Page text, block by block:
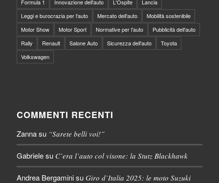
Formula 1
Innovazione dell'auto L'Ospite
Lancia
Leggi e burocrazia per l'auto
Mercato dell'auto
Mobilità sostenibile
Motor Show
Motor Sport Normative per l'auto
Pubblicità dell'auto
Rally
Renault Salone Auto Sicurezza dell'auto
Toyota
Volkswagen
COMMENTI RECENTI
Zannasu “Sarete belli voi!”
Gabrielesu C’era l’auto col visone: la Stutz Blackhawk
Andrea Bergaminisu Giro d’Italia 2025: le moto Suzuki